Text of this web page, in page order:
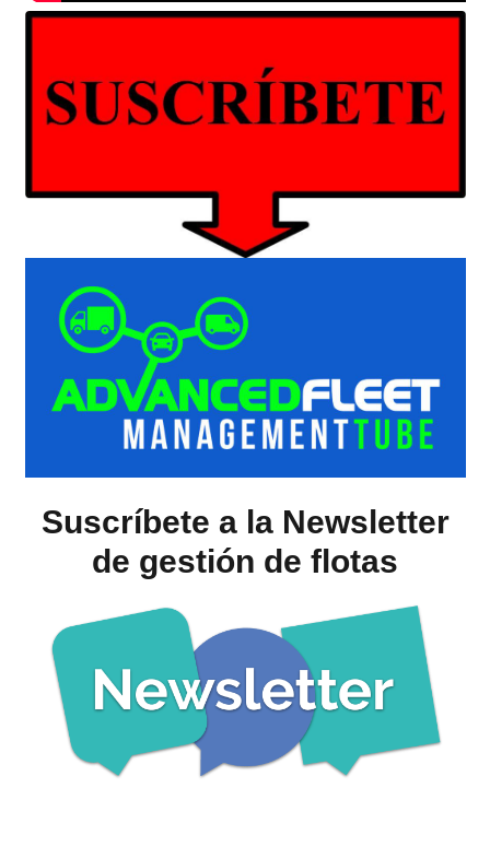
Suscríbete a la Newsletter
de gestión de flotas